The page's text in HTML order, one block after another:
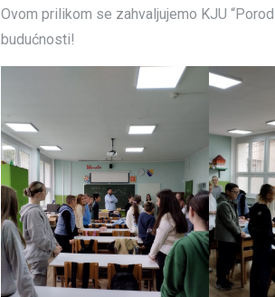
Ovom prilikom se zahvaljujemo KJU
budućnosti!